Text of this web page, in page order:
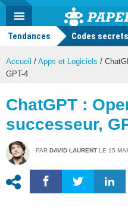
Actu
geek
MENU
Tendances Codes
Accueil / Apps et Logiciels /
GPT-4
ChatGPT :
successeur,
PAR DAVID LAURENT LE 15
Mode